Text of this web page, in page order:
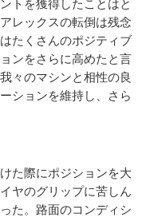
トを獲得したことはと
レックスの転倒は残念
たくさんのポジティブ
ンをさらに高めたと言
々のマシンと相性の良
ションを維持し、さら
た際にポジションを大
ヤのグリップに苦しん
た。路面のコンディシ